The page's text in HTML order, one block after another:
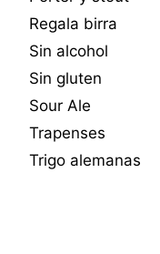
Regala birra
Sin alcohol
Sin gluten
Sour Ale
Trapenses
Trigo alemanas